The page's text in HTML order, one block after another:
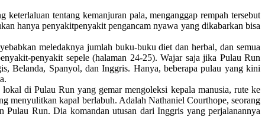
tentang kemanjuran pala, menganggap rempah tersebut
hanya penyakitpenyakit pengancam nyawa yang dikabarkan bisa
meledaknya jumlah buku-buku diet dan herbal, dan semua
penyakit sepele (halaman 24-25). Wajar saja jika Pulau Run
Belanda, Spanyol, dan Inggris. Hanya, beberapa pulau yang kini
di Pulau Run yang gemar mengoleksi kepala manusia, rute ke
menyulitkan kapal berlabuh. Adalah Nathaniel Courthope, seorang
Run. Dia komandan utusan dari Inggris yang perjalanannya